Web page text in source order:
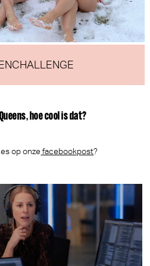
hoe cool is dat?
op onzefacebookpost?